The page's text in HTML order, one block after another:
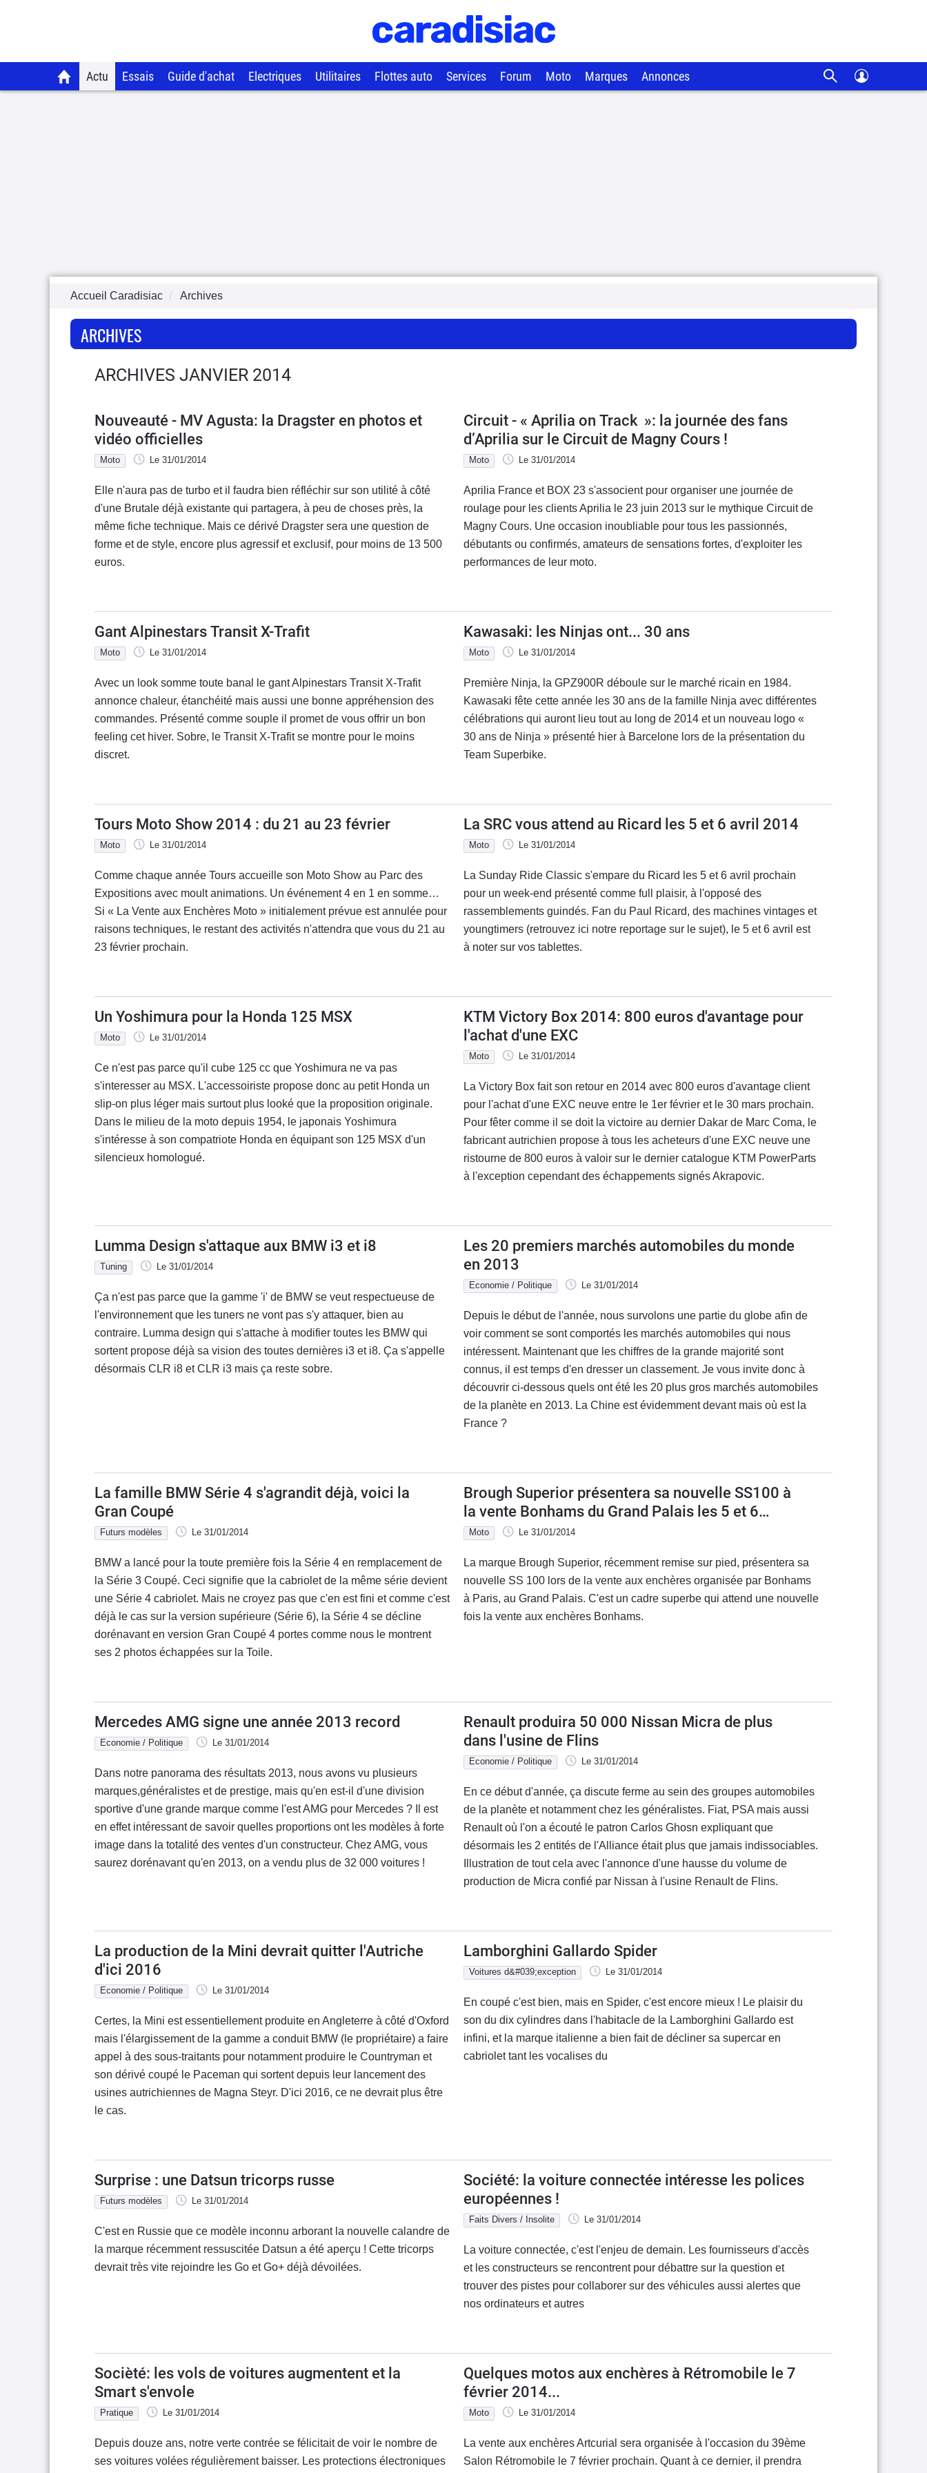
Actu Essais Guide d'achat Electriques Utilitaires Flottes auto Services Forum Moto Marques Annonces
Accueil Caradisiac Archives
ARCHIVES
ARCHIVES JANVIER 2014
Nouveauté - MV Agusta: la Dragster en photos et
vidéo officielles
Moto Le 31/01/2014
Elle n'aura pas de turbo et il faudra bien réfléchir sur son utilité à côté
d'une Brutale déjà existante qui partagera, à peu de choses près, la
même fiche technique. Mais ce dérivé Dragster sera une question de
forme et de style, encore plus agressif et exclusif, pour moins de 13 500
euros.
Circuit - « Aprilia on Track »: la journée des fans
d’Aprilia sur le Circuit de Magny Cours !
Moto Le 31/01/2014
Aprilia France et BOX 23 s'associent pour organiser une journée de
roulage pour les clients Aprilia le 23 juin 2013 sur le mythique Circuit de
Magny Cours. Une occasion inoubliable pour tous les passionnés,
débutants ou confirmés, amateurs de sensations fortes, d'exploiter les
performances de leur moto.
Gant Alpinestars Transit X-Trafit
Moto Le 31/01/2014
Avec un look somme toute banal le gant Alpinestars Transit X-Trafit
annonce chaleur, étanchéité mais aussi une bonne appréhension des
commandes. Présenté comme souple il promet de vous offrir un bon
feeling cet hiver. Sobre, le Transit X-Trafit se montre pour le moins
discret.
Kawasaki: les Ninjas ont... 30 ans
Moto Le 31/01/2014
Première Ninja, la GPZ900R déboule sur le marché ricain en 1984.
Kawasaki fête cette année les 30 ans de la famille Ninja avec différentes
célébrations qui auront lieu tout au long de 2014 et un nouveau logo «
30 ans de Ninja » présenté hier à Barcelone lors de la présentation du
Team Superbike.
Tours Moto Show 2014 : du 21 au 23 février
Moto Le 31/01/2014
Comme chaque année Tours accueille son Moto Show au Parc des
Expositions avec moult animations. Un événement 4 en 1 en somme…
Si « La Vente aux Enchères Moto » initialement prévue est annulée pour
raisons techniques, le restant des activités n'attendra que vous du 21 au
23 février prochain.
La SRC vous attend au Ricard les 5 et 6 avril 2014
Moto Le 31/01/2014
La Sunday Ride Classic s'empare du Ricard les 5 et 6 avril prochain
pour un week-end présenté comme full plaisir, à l'opposé des
rassemblements guindés. Fan du Paul Ricard, des machines vintages et
youngtimers (retrouvez ici notre reportage sur le sujet), le 5 et 6 avril est
à noter sur vos tablettes.
Un Yoshimura pour la Honda 125 MSX
Moto Le 31/01/2014
Ce n'est pas parce qu'il cube 125 cc que Yoshimura ne va pas
s'interesser au MSX. L'accessoiriste propose donc au petit Honda un
slip-on plus léger mais surtout plus looké que la proposition originale.
Dans le milieu de la moto depuis 1954, le japonais Yoshimura
s'intéresse à son compatriote Honda en équipant son 125 MSX d'un
silencieux homologué.
KTM Victory Box 2014: 800 euros d'avantage pour
l'achat d'une EXC
Moto Le 31/01/2014
La Victory Box fait son retour en 2014 avec 800 euros d'avantage client
pour l'achat d'une EXC neuve entre le 1er février et le 30 mars prochain.
Pour fêter comme il se doit la victoire au dernier Dakar de Marc Coma, le
fabricant autrichien propose à tous les acheteurs d'une EXC neuve une
ristourne de 800 euros à valoir sur le dernier catalogue KTM PowerParts
à l'exception cependant des échappements signés Akrapovic.
Lumma Design s'attaque aux BMW i3 et i8
Tuning Le 31/01/2014
Ça n'est pas parce que la gamme 'i' de BMW se veut respectueuse de
l'environnement que les tuners ne vont pas s'y attaquer, bien au
contraire. Lumma design qui s'attache à modifier toutes les BMW qui
sortent propose déjà sa vision des toutes dernières i3 et i8. Ça s'appelle
désormais CLR i8 et CLR i3 mais ça reste sobre.
Les 20 premiers marchés automobiles du monde
en 2013
Economie / Politique Le 31/01/2014
Depuis le début de l'année, nous survolons une partie du globe afin de
voir comment se sont comportés les marchés automobiles qui nous
intéressent. Maintenant que les chiffres de la grande majorité sont
connus, il est temps d'en dresser un classement. Je vous invite donc à
découvrir ci-dessous quels ont été les 20 plus gros marchés automobiles
de la planète en 2013. La Chine est évidemment devant mais où est la
France ?
La famille BMW Série 4 s'agrandit déjà, voici la
Gran Coupé
Futurs modèles Le 31/01/2014
BMW a lancé pour la toute première fois la Série 4 en remplacement de
la Série 3 Coupé. Ceci signifie que la cabriolet de la même série devient
une Série 4 cabriolet. Mais ne croyez pas que c'en est fini et comme c'est
déjà le cas sur la version supérieure (Série 6), la Série 4 se décline
dorénavant en version Gran Coupé 4 portes comme nous le montrent
ses 2 photos échappées sur la Toile.
Brough Superior présentera sa nouvelle SS100 à
la vente Bonhams du Grand Palais les 5 et 6
février.
Moto Le 31/01/2014
La marque Brough Superior, récemment remise sur pied, présentera sa
nouvelle SS 100 lors de la vente aux enchères organisée par Bonhams
à Paris, au Grand Palais. C'est un cadre superbe qui attend une nouvelle
fois la vente aux enchères Bonhams.
Mercedes AMG signe une année 2013 record
Economie / Politique Le 31/01/2014
Dans notre panorama des résultats 2013, nous avons vu plusieurs
marques,généralistes et de prestige, mais qu'en est-il d'une division
sportive d'une grande marque comme l'est AMG pour Mercedes ? Il est
en effet intéressant de savoir quelles proportions ont les modèles à forte
image dans la totalité des ventes d'un constructeur. Chez AMG, vous
saurez dorénavant qu'en 2013, on a vendu plus de 32 000 voitures !
Renault produira 50 000 Nissan Micra de plus
dans l'usine de Flins
Economie / Politique Le 31/01/2014
En ce début d'année, ça discute ferme au sein des groupes automobiles
de la planète et notamment chez les généralistes. Fiat, PSA mais aussi
Renault où l'on a écouté le patron Carlos Ghosn expliquant que
désormais les 2 entités de l'Alliance était plus que jamais indissociables.
Illustration de tout cela avec l'annonce d'une hausse du volume de
production de Micra confié par Nissan à l'usine Renault de Flins.
La production de la Mini devrait quitter l'Autriche
d'ici 2016
Economie / Politique Le 31/01/2014
Certes, la Mini est essentiellement produite en Angleterre à côté d'Oxford
mais l'élargissement de la gamme a conduit BMW (le propriétaire) a faire
appel à des sous-traitants pour notamment produire le Countryman et
son dérivé coupé le Paceman qui sortent depuis leur lancement des
usines autrichiennes de Magna Steyr. D'ici 2016, ce ne devrait plus être
le cas.
Lamborghini Gallardo Spider
Voitures d&#039;exception Le 31/01/2014
En coupé c'est bien, mais en Spider, c'est encore mieux ! Le plaisir du
son du dix cylindres dans l'habitacle de la Lamborghini Gallardo est
infini, et la marque italienne a bien fait de décliner sa supercar en
cabriolet tant les vocalises du
Surprise : une Datsun tricorps russe
Futurs modèles Le 31/01/2014
C'est en Russie que ce modèle inconnu arborant la nouvelle calandre de
la marque récemment ressuscitée Datsun a été aperçu ! Cette tricorps
devrait très vite rejoindre les Go et Go+ déjà dévoilées.
Société: la voiture connectée intéresse les polices
européennes !
Faits Divers / Insolite Le 31/01/2014
La voiture connectée, c'est l'enjeu de demain. Les fournisseurs d'accès
et les constructeurs se rencontrent pour débattre sur la question et
trouver des pistes pour collaborer sur des véhicules aussi alertes que
nos ordinateurs et autres
Socièté: les vols de voitures augmentent et la
Smart s'envole
Pratique Le 31/01/2014
Depuis douze ans, notre verte contrée se félicitait de voir le nombre de
ses voitures volées régulièrement baisser. Les protections électroniques
Quelques motos aux enchères à Rétromobile le 7
février 2014...
Moto Le 31/01/2014
La vente aux enchères Artcurial sera organisée à l'occasion du 39ème
Salon Rétromobile le 7 février prochain. Quant à ce dernier, il prendra